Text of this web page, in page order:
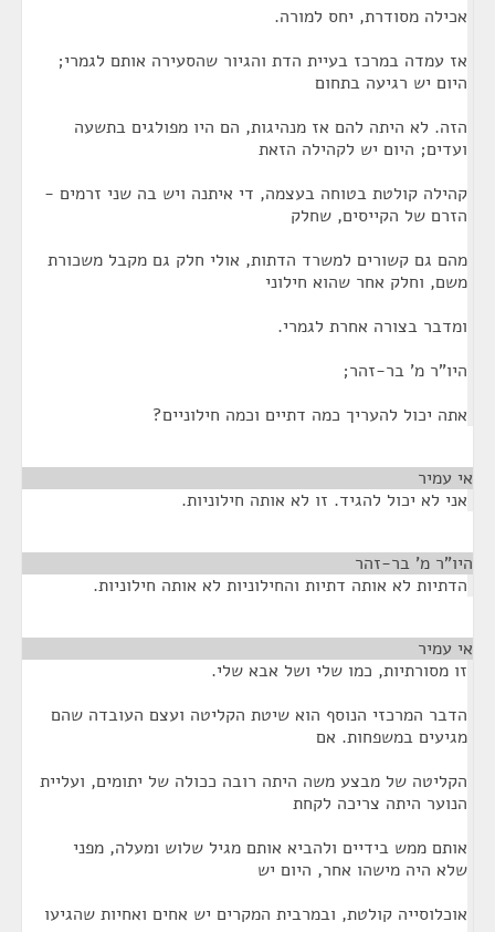
אכילה מסודרת, יחס למורה.
אז עמדה במרכז בעיית הדת והגיור שהסעירה אותם לגמרי;
היום יש רגיעה בתחום
הזה. לא היתה להם אז מנהיגות, הם היו מפולגים בתשעה
ועדים; היום יש לקהילה הזאת
קהילה קולטת בטוחה בעצמה, די איתנה ויש בה שני זרמים -
הזרם של הקייסים, שחלק
מהם גם קשורים למשרד הדתות, אולי חלק גם מקבל משכורת
משם, וחלק אחר שהוא חילוני
ומדבר בצורה אחרת לגמרי.
היו"ר מ' בר-זהר;
אתה יכול להעריך כמה דתיים וכמה חילוניים?
אי עמיר
אני לא יכול להגיד. זו לא אותה חילוניות.
היו"ר מ' בר-זהר
הדתיות לא אותה דתיות והחילוניות לא אותה חילוניות.
אי עמיר
זו מסורתיות, כמו שלי ושל אבא שלי.
הדבר המרכזי הנוסף הוא שיטת הקליטה ועצם העובדה שהם
מגיעים במשפחות. אם
הקליטה של מבצע משה היתה רובה ככולה של יתומים, ועליית
הנוער היתה צריכה לקחת
אותם ממש בידיים ולהביא אותם מגיל שלוש ומעלה, מפני
שלא היה מישהו אחר, היום יש
אוכלוסייה קולטת, ובמרבית המקרים יש אחים ואחיות שהגיעו